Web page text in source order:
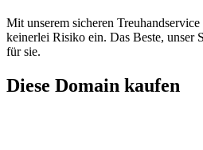
Mit unserem sicheren
keinerlei Risiko ein. Das Beste, unser
für sie.
Diese Domain kaufen